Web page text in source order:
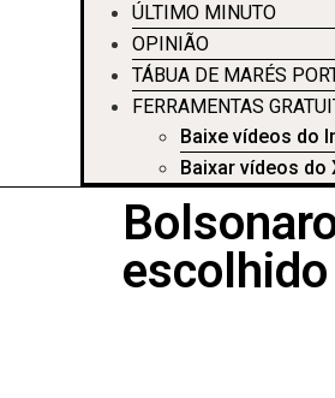
ÚLTIMO MINUTO
OPINIÃO
TÁBUA DE MARÉS
FERRAMENTAS
Baixe vídeos do
Baixar vídeos